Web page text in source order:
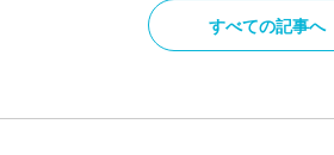
すべての記事へ